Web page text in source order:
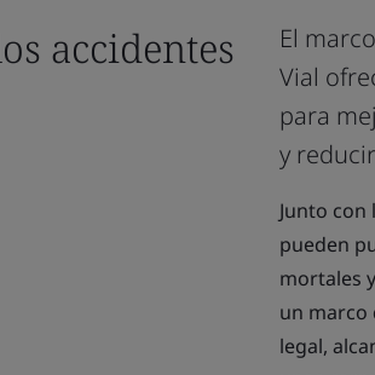
accidentes
El
Vial
para
y
Junto con
pueden
mortales
un marco
legal,